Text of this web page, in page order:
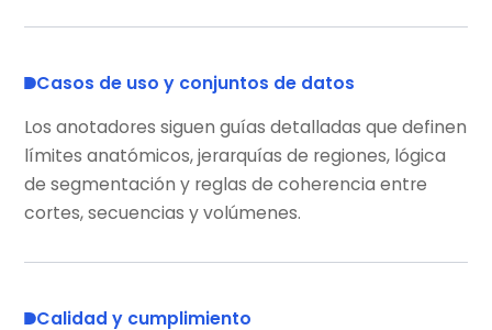
Casos de uso y conjuntos de datos
Los anotadores siguen guías detalladas que definen
límites anatómicos, jerarquías de regiones, lógica
de segmentación y reglas de coherencia entre
cortes, secuencias y volúmenes.
Calidad y cumplimiento